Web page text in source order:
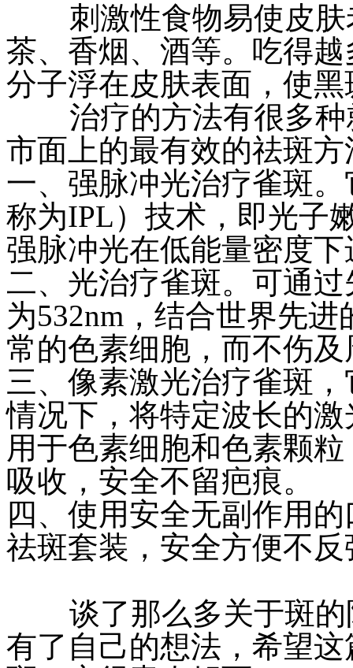
刺激性食物易使皮肤
茶、香烟、酒等。吃得
分子浮在皮肤表面，使
治疗的方法有很多种
市面上的最有效的祛斑
一、强脉冲光治疗雀斑
称为IPL）技术，即光子
强脉冲光在低能量密度
二、光治疗雀斑。可通
为532nm，结合世界先
常的色素细胞，而不伤
三、像素激光治疗雀斑
情况下，将特定波长的
用于色素细胞和色素颗
吸收，安全不留疤痕。
四、使用安全无副作用
祛斑套装，安全方便不反
谈了那么多关于斑的
有了自己的想法，希望